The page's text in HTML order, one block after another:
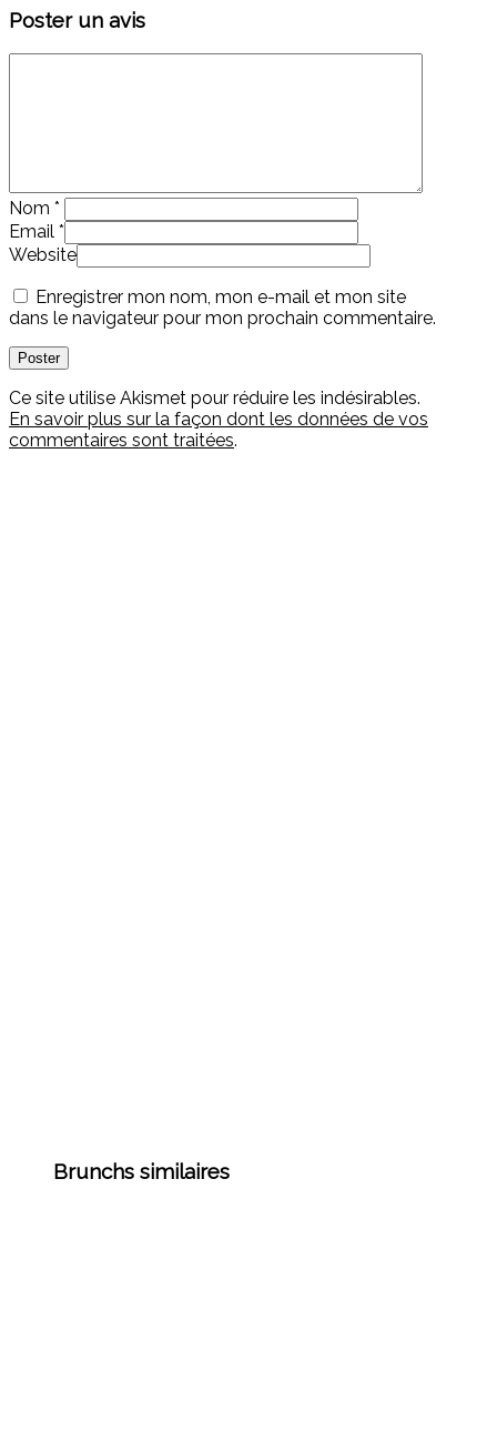
Poster un avis
Nom *
Email *
Website
Enregistrer mon nom, mon e-mail et mon site
dans le navigateur pour mon prochain commentaire.
Ce site utilise Akismet pour réduire les indésirables.
En savoir plus sur la façon dont les données de vos
commentaires sont traitées.
Brunchs similaires